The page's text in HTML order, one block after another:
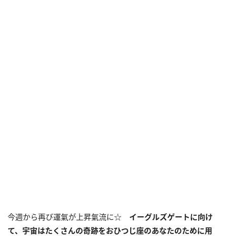
今週から再び運氣が上昇氣流に☆ イーグルズゲートに向け
て、宇宙はたくさんの奇跡をおひつじ座のあなたのために用